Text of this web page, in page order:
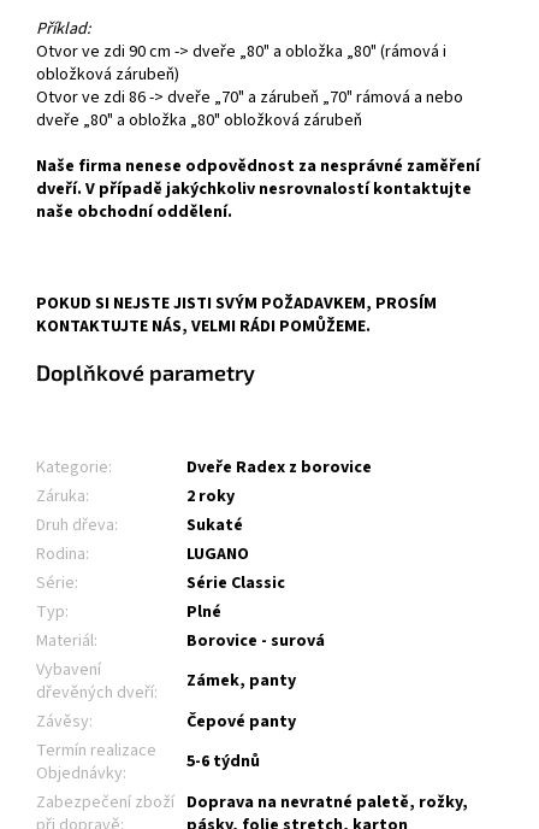
Příklad:
Otvor ve zdi 90 cm -> dveře „80" a obložka „80" (rámová i
obložková zárubeň)
Otvor ve zdi 86 -> dveře „70" a zárubeň „70" rámová a nebo
dveře „80" a obložka „80" obložková zárubeň
Naše firma nenese odpovědnost za nesprávné zaměření
dveří. V případě jakýchkoliv nesrovnalostí kontaktujte
naše obchodní oddělení.
POKUD SI NEJSTE JISTI SVÝM POŽADAVKEM, PROSÍM
KONTAKTUJTE NÁS, VELMI RÁDI POMŮŽEME.
Doplňkové parametry
Kategorie:
Dveře Radex z borovice
Záruka:
2 roky
Druh dřeva:
Sukaté
Rodina:
LUGANO
Série:
Série Classic
Typ:
Plné
Materiál:
Borovice - surová
Vybavení
dřevěných dveří:
Zámek, panty
Závěsy:
Čepové panty
Termín realizace
Objednávky:
5-6 týdnů
Zabezpečení zboží Doprava na nevratné paletě, rožky,